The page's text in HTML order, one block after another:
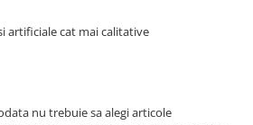
artificiale cat mai calitative
nu trebuie sa alegi articole